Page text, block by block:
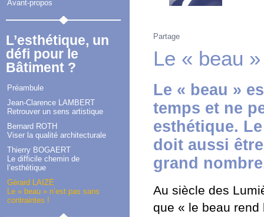
Avant-propos
L’esthétique, un
défi pour le
Bâtiment ?
Préambule
Jean-Clarence LAMBERT
Retrouver un sens artistique
Bernard ROTH
Viser la qualité architecturale
Thierry BOGAERT
Le difficile chemin de
l’esthétique
Gérard LAIZÉ
Le « beau » n’est pas sans
contraintes !
Partage
Le « beau
Le « beau »
temps et ne
esthétique.
doit aussi
grand
Au siècle des
que « le beau